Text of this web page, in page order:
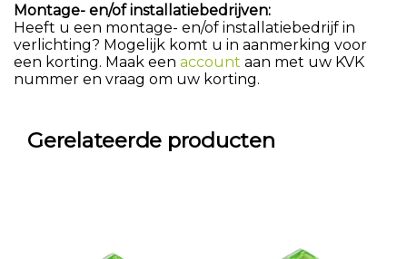
Montage- en/of installatiebedrijven:
Heeft u een montage- en/of installatiebedrijf in
verlichting? Mogelijk komt u in aanmerking voor
een korting. Maak een account aan met uw KVK
nummer en vraag om uw korting.
Gerelateerde producten